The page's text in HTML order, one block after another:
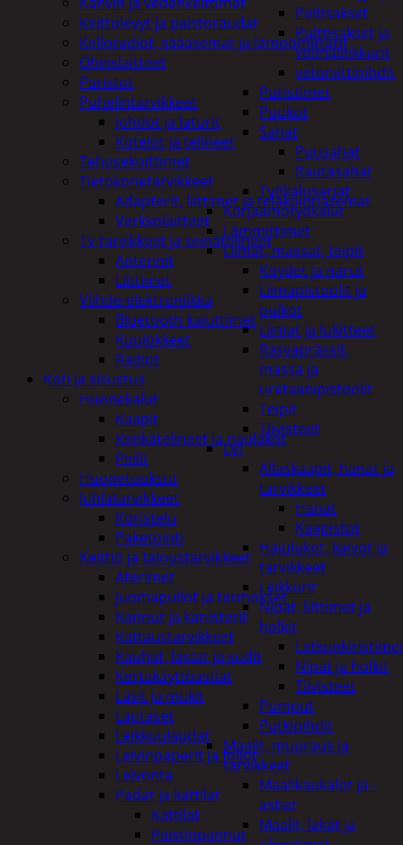
Peltisakset
Pulttisakset ja
voimaleikkurit
vetoniittipihdit
Puristimet
Puukot
Sahat
Puusahat
Rautasahat
Työkalusarjat
Korjaamotyökalut
Lämmittimet
Liimat, massat, teipit
Köydet ja narut
Liimapistoolit ja
puikot
Liimat ja lukitteet
Rasvaprässit,
massa ja
uretaanipistoolit
Teipit
Tiivisteet
LVI
Allaskaapit, hanat ja
tarvikkeet
Hanat
Kaapistot
Hajulukot, kaivot ja
tarvikkeet
Leikkurit
Nipat, liittimet ja
holkit
Nipat ja holkit
Tiivisteet
Pumput
Putkipihdit
Maalit, muuraus ja
tarvikkeet
Maalikaukalot ja -
astiat
Maalit, lakat ja
Keittolevyt ja paistoraudat
Kelloradiot, sääasemat ja lämpömittarit
Oheislaitteet
Paristot
Puhelintarvikkeet
Johdot ja laturit
Kotelot ja telineet
Tehosekoittimet
Tietokonetarvikkeet
Adapterit, liittimet ja telakointiasemat
Verkkolaitteet
Tv-tarvikkeet ja seinätelineet
Antennit
Liittimet
Viihde-elektroniikka
Bluetooth kaiuttimet
Kuulokkeet
Radiot
Koti ja sisustus
Huonekalut
Kaapit
Kenkätelineet ja naulakot
Peilit
Huonetuoksut
Juhlatarvikkeet
Koristelu
Paketointi
Keittiö ja taloustarvikkeet
Aterimet
Juomapullot ja termokset
Kannut ja kanisterit
Kattaustarvikkeet
Kauhat, lastat ja sudit
Kertakäyttöastiat
Lasit ja mukit
Lautaset
Leikkuulaudat
Leivinpaperit ja foliot
Leivonta
Padat ja kattilat
Kattilat
Paistinpannut